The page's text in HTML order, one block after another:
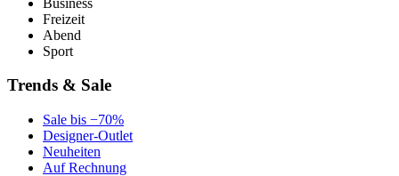
Freizeit
Abend
Sport
Trends & Sale
Sale bis −70%
Designer-Outlet
Neuheiten
Auf Rechnung